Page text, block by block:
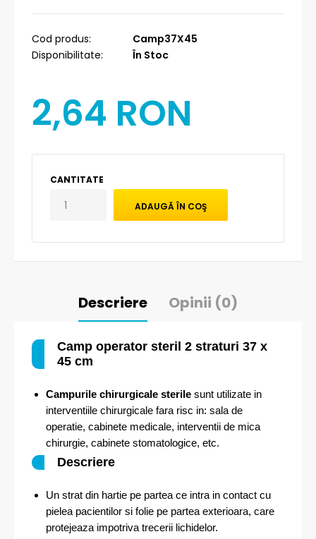
Cod produs:
Camp37X45
Disponibilitate:
În Stoc
2,64 RON
CANTITATE
Descriere Opinii (0)
Camp operator steril 2 straturi 37 x
45 cm
Campurile chirurgicale sterile sunt utilizate in
interventiile chirurgicale fara risc in: sala de
operatie, cabinete medicale, interventii de mica
chirurgie, cabinete stomatologice, etc.
Descriere
Un strat din hartie pe partea ce intra in contact cu
pielea pacientilor si folie pe partea exterioara, care
protejeaza impotriva trecerii lichidelor.